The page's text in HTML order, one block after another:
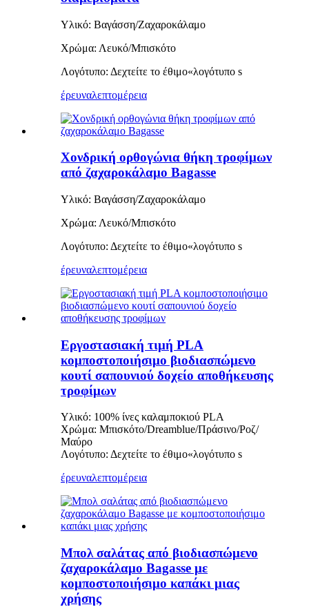
Υλικό: Βαγάσση/Ζαχαροκάλαμο
Χρώμα: Λευκό/Μπισκότο
Λογότυπο: Δεχτείτε το έθιμο«λογότυπο s
έρευναλεπτομέρεια
Χονδρική ορθογώνια θήκη τροφίμων
από ζαχαροκάλαμο Bagasse
Υλικό: Βαγάσση/Ζαχαροκάλαμο
Χρώμα: Λευκό/Μπισκότο
Λογότυπο: Δεχτείτε το έθιμο«λογότυπο s
έρευναλεπτομέρεια
Εργοστασιακή τιμή PLA
κομποστοποιήσιμο βιοδιασπώμενο
κουτί σαπουνιού δοχείο αποθήκευσης
τροφίμων
Υλικό: 100% ίνες καλαμποκιού PLA
Χρώμα: Μπισκότο/Dreamblue/Πράσινο/Ροζ/
Μαύρο
Λογότυπο: Δεχτείτε το έθιμο«λογότυπο s
έρευναλεπτομέρεια
Μπολ σαλάτας από βιοδιασπώμενο
ζαχαροκάλαμο Bagasse με
κομποστοποιήσιμο καπάκι μιας
χρήσης